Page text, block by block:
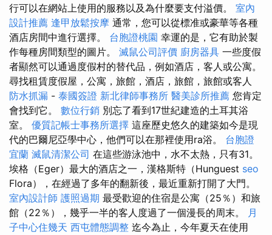
行可以在網站上使用的服務以及為什麼要支付溢價。 室內
設計推薦 逢甲放鬆按摩 通常，您可以從標准或豪華等各種
酒店房間中進行選擇。 台胞證桃園 幸運的是，它有助於製
作每種房間類型的圖片。 滅鼠公司評價 廚房器具 一些度假
者顯然可以通過度假村的替代品，例如酒店，客人或公寓。
尋找租賃度假屋，公寓，旅館，酒店，旅館，旅館或客人
防水抓漏 - 泰國簽證 新北律師事務所 醫美診所推薦 您肯定
會找到它。 數位行銷 別忘了看到17世紀建造的土耳其浴
室。 優質記帳士事務所選擇 這座歷史悠久的建築如今是現
代的巴爾尼亞學中心，他們可以在那裡使用ra浴。 台胞證
宜蘭 滅鼠清潔公司 在這些游泳池中，水不太熱，只有31。
埃格（Eger）最大的酒店之一，漢格斯特（Hunguest seo
Flora），在經過了多年的翻新後，最近重新打開了大門。
室內設計師 護照過期 最受歡迎的住宿是公寓（25％）和旅
館（22％），幾乎一半的客人度過了一個漫長的周末。 月
子中心住幾天 西屯體態調整 迄今為止，今年夏天在使用